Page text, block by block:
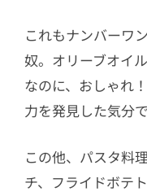
これもナンバーワ
奴。オリーブオイ
なのに、おしゃれ
力を発見した気分で
この他、パスタ料
チ、フライドボテ